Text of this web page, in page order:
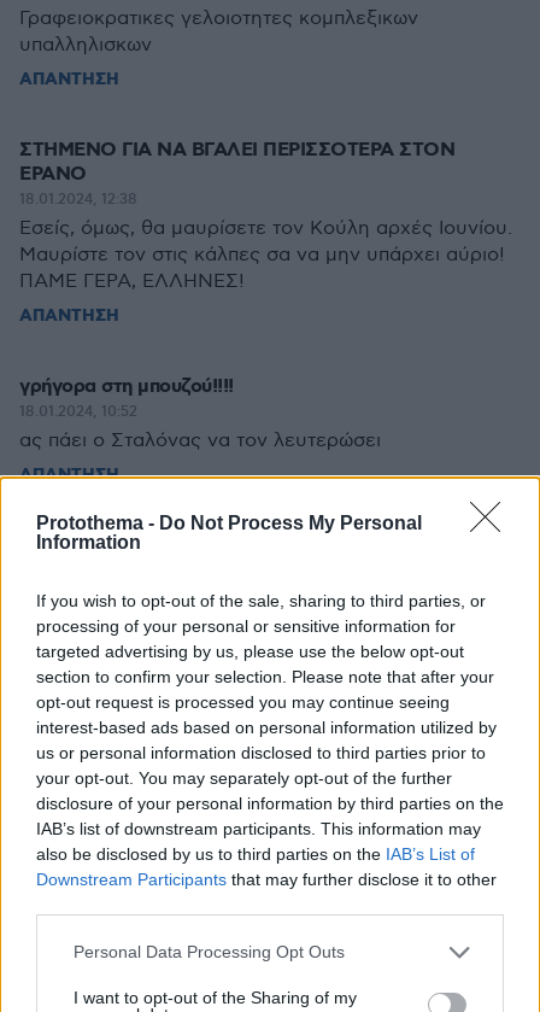
Protothema - Do Not Process My Personal
Information
If you wish to opt-out of the sale, sharing to third parties, or
processing of your personal or sensitive information for
targeted advertising by us, please use the below opt-out
section to confirm your selection. Please note that after your
opt-out request is processed you may continue seeing
interest-based ads based on personal information utilized by
us or personal information disclosed to third parties prior to
your opt-out. You may separately opt-out of the further
disclosure of your personal information by third parties on the
IAB’s list of downstream participants. This information may
also be disclosed by us to third parties on the IAB’s List of
Downstream Participants that may further disclose it to other
Please note that this website/app uses one or more Google
not limited to your visit or usage behaviour. You may click to
Personal Data Processing Opt Outs
I want to opt-out of the Sharing of my
Γραφειοκρατικες γελοιοτητες κομπλεξικων
υπαλληλισκων
ΑΠΑΝΤΗΣΗ
ΣΤΗΜΕΝΟ ΓΙΑ ΝΑ ΒΓΑΛΕΙ ΠΕΡΙΣΣΟΤΕΡΑ ΣΤΟΝ
ΕΡΑΝΟ
18.01.2024, 12:38
Εσείς, όμως, θα μαυρίσετε τον Κούλη αρχές Ιουνίου.
Μαυρίστε τον στις κάλπες σα να μην υπάρχει αύριο!
ΠΑΜΕ ΓΕΡΑ, ΕΛΛΗΝΕΣ!
ΑΠΑΝΤΗΣΗ
γρήγορα στη μπουζού!!!!
18.01.2024, 10:52
ας πάει ο Σταλόνας να τον λευτερώσει
ΑΠΑΝΤΗΣΗ
Επίτηδες!
18.01.2024, 10:23
Επίτηδες το έκαναν, για να βγουν φωτογραφία μαζί
του και να βγάζουν στόρι στα σόσιαλ!
ΑΠΑΝΤΗΣΗ
nik the greek
18.01.2024, 10:14
Stick around!!!!!!!!!!!!
ΑΠΑΝΤΗΣΗ
Απλά Θεός ο Arnold
Μου αρέσουν σχεδόν όλες οι ταινίες του. Αλλά